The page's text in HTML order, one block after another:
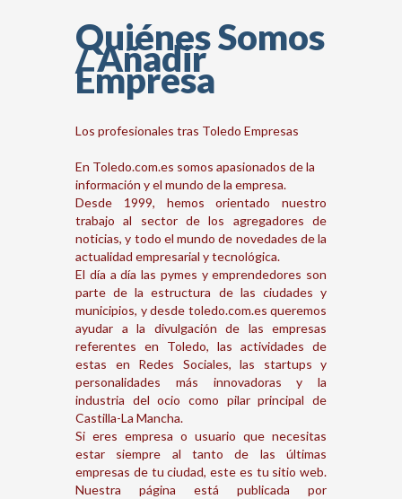
Quiénes Somos
/ Añadir
Empresa
Los profesionales tras Toledo Empresas
En Toledo.com.es somos apasionados de la
información y el mundo de la empresa.
Desde 1999, hemos orientado nuestro
trabajo al sector de los agregadores de
noticias, y todo el mundo de novedades de la
actualidad empresarial y tecnológica.
El día a día las pymes y emprendedores son
parte de la estructura de las ciudades y
municipios, y desde toledo.com.es queremos
ayudar a la divulgación de las empresas
referentes en Toledo, las actividades de
estas en Redes Sociales, las startups y
personalidades más innovadoras y la
industria del ocio como pilar principal de
Castilla-La Mancha.
Si eres empresa o usuario que necesitas
estar siempre al tanto de las últimas
empresas de tu ciudad, este es tu sitio web.
Nuestra página está publicada por